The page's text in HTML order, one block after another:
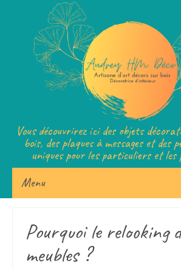
Vous découvrirez ici des objets
bois, des plaques à messages et des
uniques pour les particuliers et les
Menu
Pourquoi le relooking
meubles ?